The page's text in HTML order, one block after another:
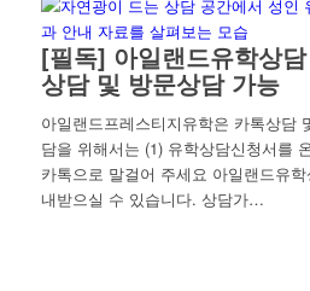
[필독] 아일랜드유학상
상담 및 방문상담 가능
아일랜드프레스티지유학은 카톡상담
담을 위해서는 (1) 유학상담신청서를
카톡으로 말걸어 주세요 아일랜드유
내받으실 수 있습니다. 상담가…